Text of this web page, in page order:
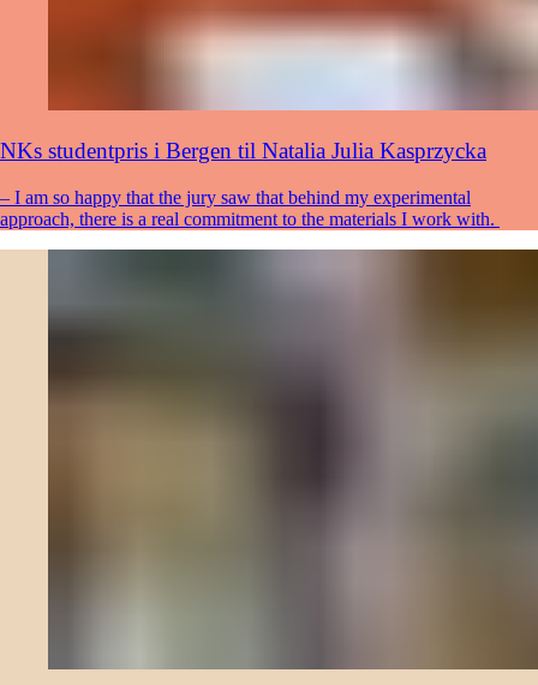
NKs studentpris i Bergen til Natalia Julia Kasprzycka
– I am so happy that the jury saw that behind my experimental
approach, there is a real commitment to the materials I work with.